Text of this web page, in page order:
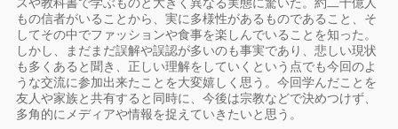
スや教科書で学ぶものと大きく異なる実態に驚いた。約二十億人
もの信者がいることから、実に多様性があるものであること、そ
してその中でファッションや食事を楽しんでいることを知った。
しかし、まだまだ誤解や誤認が多いのも事実であり、悲しい現状
も多くあると聞き、正しい理解をしていくという点でも今回のよ
うな交流に参加出来たことを大変嬉しく思う。今回学んだことを
友人や家族と共有すると同時に、今後は宗教などで決めつけず、
多角的にメディアや情報を捉えていきたいと思う。